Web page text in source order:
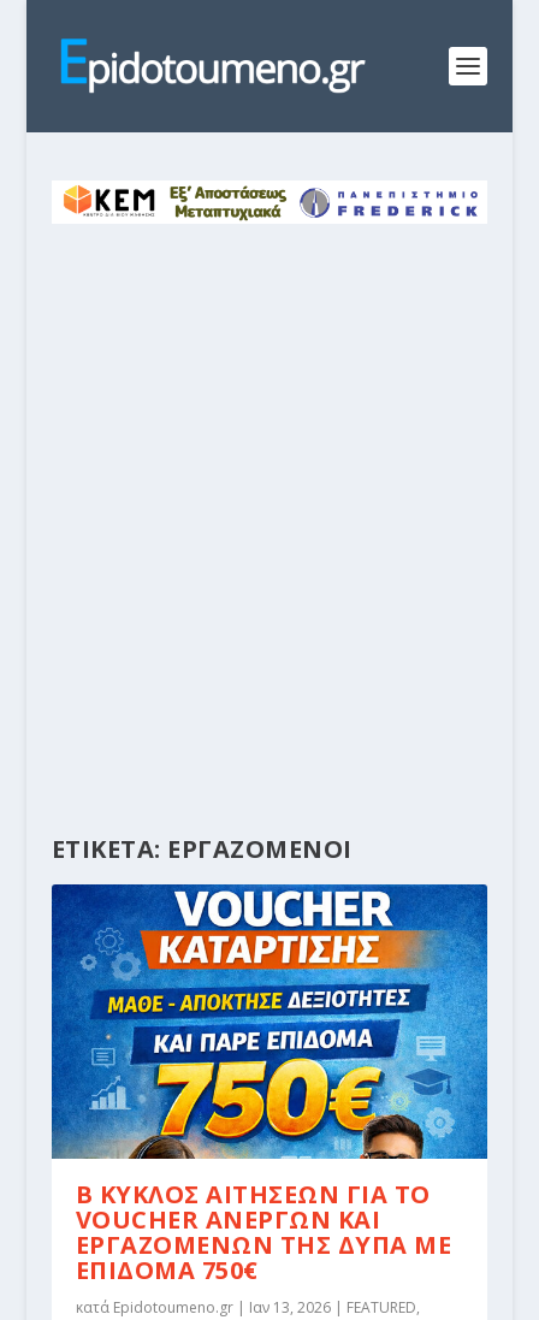
ΕΤΙΚΕΤΑ: ΕΡΓΑΖΟΜΕΝΟΙ
Β ΚΥΚΛΟΣ ΑΙΤΗΣΕΩΝ ΓΙΑ ΤΟ
VOUCHER ΑΝΕΡΓΩΝ ΚΑΙ
ΕΡΓΑΖΟΜΕΝΩΝ ΤΗΣ ΔΥΠΑ ΜΕ
ΕΠΙΔΟΜΑ 750€
κατά Epidotoumeno.gr| Ιαν 13, 2026| FEATURED,